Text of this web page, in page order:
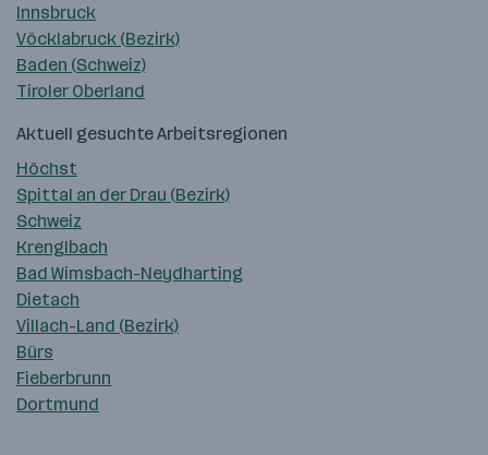
Innsbruck
Vöcklabruck (Bezirk)
Baden (Schweiz)
Tiroler Oberland
Aktuell gesuchte Arbeitsregionen
Höchst
Spittal an der Drau (Bezirk)
Schweiz
Krenglbach
Bad Wimsbach-Neydharting
Dietach
Villach-Land (Bezirk)
Bürs
Fieberbrunn
Dortmund